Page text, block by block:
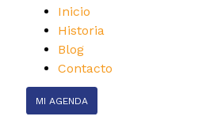
Inicio
Historia
Blog
Contacto
MI AGENDA